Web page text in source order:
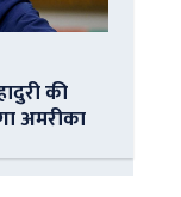
की
अमरीका